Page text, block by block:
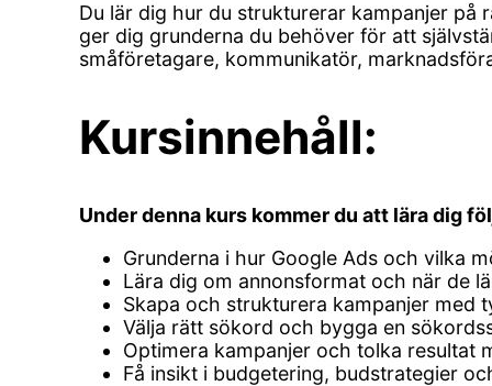
Du lär dig hur du strukturerar kampanjer på
ger dig grunderna du behöver för att
småföretagare, kommunikatör,
Kursinnehåll:
Under denna kurs kommer du att lära dig
Grunderna i hur Google Ads och vilka
Lära dig om annonsformat och när de
Skapa och strukturera kampanjer med
Välja rätt sökord och bygga en
Optimera kampanjer och tolka resultat
Få insikt i budgetering, budstrategier